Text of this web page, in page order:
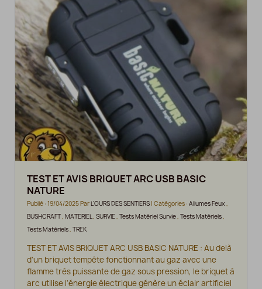
TEST ET AVIS BRIQUET ARC USB BASIC
NATURE
Publié : 19/04/2025 ParL'OURS DES SENTIERS | Catégories : Allumes Feux ,
BUSHCRAFT, MATERIEL, SURVIE, Tests Matériel Survie, Tests Matériels,
Tests Matériels, TREK
TEST ET AVIS BRIQUET ARC USB BASIC NATURE : Au delà
d'un briquet tempête fonctionnant au gaz avec une
flamme très puissante de gaz sous pression, le briquet à
arc utilise l'énergie électrique génère un éclair artificiel